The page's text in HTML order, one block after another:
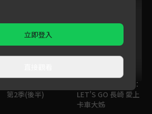
第2季(後半)
烏龍派出所特別篇：
LET'S GO 長崎 愛上
卡車大姊
立即登入